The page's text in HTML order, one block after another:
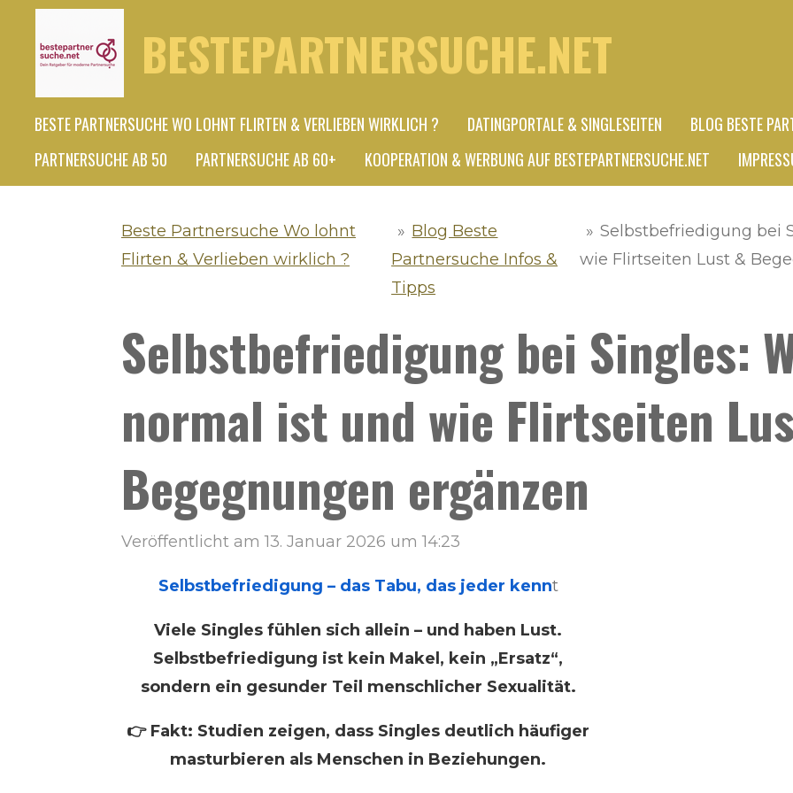
Hauptinhalt
BESTEPARTNERSUCHE.NET
BESTE PARTNERSUCHE WO LOHNT FLIRTEN & VERLIEBEN WIRKLICH ? DATINGPORTALE & SINGLESEITEN
BLOG BESTE
PARTNERSUCHE AB 50
PARTNERSUCHE AB 60+ KOOPERATION & WERBUNG AUF BESTEPARTNERSUCHE.NET
Beste Partnersuche Wo lohnt
Flirten & Verlieben wirklich ?
» Blog Beste
Partnersuche Infos &
Tipps
» Selbstbefriedigung bei
wie Flirtseiten Lust &
Selbstbefriedigung bei Singles:
normal ist und wie Flirtseiten
Begegnungen ergänzen
Veröffentlicht am 13. Januar 2026 um 14:23
Selbstbefriedigung – das Tabu, das jeder kennt
Viele Singles fühlen sich allein – und haben Lust.
Selbstbefriedigung ist kein Makel, kein „Ersatz“,
sondern ein gesunder Teil menschlicher Sexualität.
👉 Fakt: Studien zeigen, dass Singles deutlich häufiger
masturbieren als Menschen in Beziehungen.